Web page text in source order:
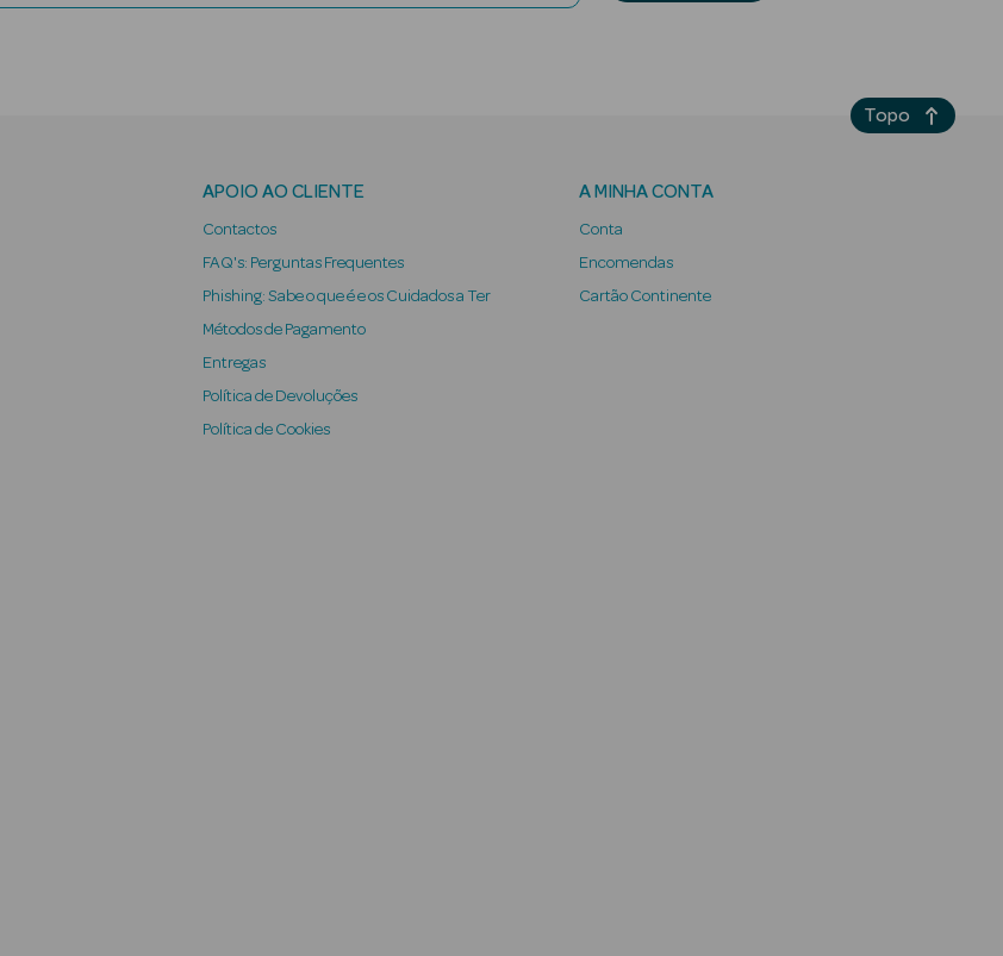
APOIO AO CLIENTE
Contactos
FAQ's: Perguntas Frequentes
Phishing: Sabe o que é e os Cuidados a Ter
Métodos de Pagamento
Entregas
Política de Devoluções
Política de Cookies
A MINHA CONTA
Conta
Encomendas
Cartão Continente
Topo